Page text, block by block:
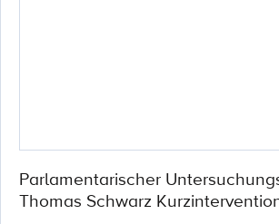
Parlamentarischer
Thomas Schwarz